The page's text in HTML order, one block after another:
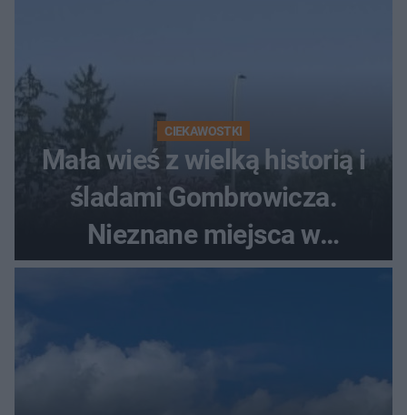
CIEKAWOSTKI
Mała wieś z wielką historią i
śladami Gombrowicza.
Nieznane miejsca w
Świętokrzyskiem